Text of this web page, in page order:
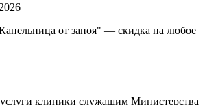
от запоя" — скидка на любое
клиники служащим Министерства